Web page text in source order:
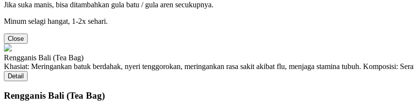
Jika suka manis, bisa ditambahkan gula batu / gula aren secukupnya.
Minum selagi hangat, 1-2x sehari.
Close
Rengganis Bali (Tea Bag)
Khasiat: Meringankan batuk berdahak, nyeri tenggorokan, meringankan rasa sakit akibat flu, menjaga stamina tubuh. Komposisi:
Detail
Rengganis Bali (Tea Bag)